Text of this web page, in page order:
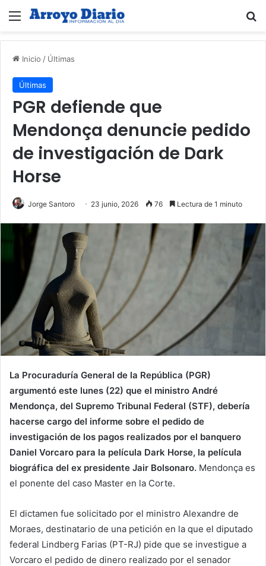
Menú
Inicio / Últimas
Últimas
PGR defiende que
Mendonça denuncie pedido
de investigación de Dark
Horse
Jorge Santoro 23 junio, 2026 76 Lectura de 1 minuto
La Procuraduría General de la República (PGR)
argumentó este lunes (22) que el ministro André
Mendonça, del Supremo Tribunal Federal (STF), debería
hacerse cargo del informe sobre el pedido de
investigación de los pagos realizados por el banquero
Daniel Vorcaro para la película Dark Horse, la película
biográfica del ex presidente Jair Bolsonaro. Mendonça es
el ponente del caso Master en la Corte.
El dictamen fue solicitado por el ministro Alexandre de
Moraes, destinatario de una petición en la que el diputado
federal Lindberg Farias (PT-RJ) pide que se investigue a
Vorcaro el pedido de dinero realizado por el senador